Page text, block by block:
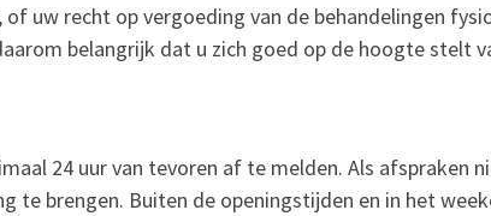
uw recht op vergoeding van de behandelingen
belangrijk dat u zich goed op de hoogte stelt
24 uur van tevoren af te melden. Als afspraken
te brengen. Buiten de openingstijden en in het